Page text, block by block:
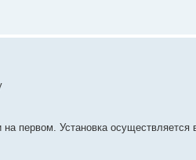
первом. Установка